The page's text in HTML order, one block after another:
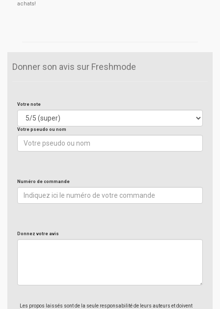
achats!
Donner son avis sur Freshmode
Votre note
Votre pseudo ou nom
Numéro de commande
Donnez votre avis
Les propos laissés sont de la seule responsabilité de leurs auteurs et doivent